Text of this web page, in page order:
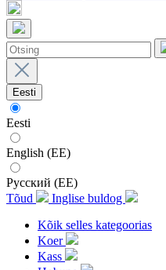
Eesti
Eesti
English (EE)
Русский (EE)
Tõud
Inglise buldog
Kõik selles kategoorias
Koer
Kass